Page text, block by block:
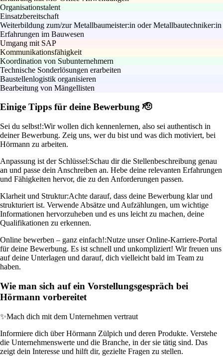
Organisationstalent
Einsatzbereitschaft
Weiterbildung zum/zur Metallbaumeister:in oder Metallbautechniker:in
Erfahrungen im Bauwesen
Umgang mit SAP
Kommunikationsfähigkeit
Koordination von Subunternehmern
Technische Sonderlösungen erarbeiten
Baustellenlogistik organisieren
Bearbeitung von Mängellisten
Einige Tipps für deine Bewerbung 🫡
Sei du selbst!:Wir wollen dich kennenlernen, also sei authentisch in
deiner Bewerbung. Zeig uns, wer du bist und was dich motiviert, bei
Hörmann zu arbeiten.
Anpassung ist der Schlüssel:Schau dir die Stellenbeschreibung genau
an und passe dein Anschreiben an. Hebe deine relevanten Erfahrungen
und Fähigkeiten hervor, die zu den Anforderungen passen.
Klarheit und Struktur:Achte darauf, dass deine Bewerbung klar und
strukturiert ist. Verwende Absätze und Aufzählungen, um wichtige
Informationen hervorzuheben und es uns leicht zu machen, deine
Qualifikationen zu erkennen.
Online bewerben – ganz einfach!:Nutze unser Online-Karriere-Portal
für deine Bewerbung. Es ist schnell und unkompliziert! Wir freuen uns
auf deine Unterlagen und darauf, dich vielleicht bald im Team zu
haben.
Wie man sich auf ein Vorstellungsgespräch bei
Hörmann vorbereitet
✨Mach dich mit dem Unternehmen vertraut
Informiere dich über Hörmann Zülpich und deren Produkte. Verstehe
die Unternehmenswerte und die Branche, in der sie tätig sind. Das
zeigt dein Interesse und hilft dir, gezielte Fragen zu stellen.